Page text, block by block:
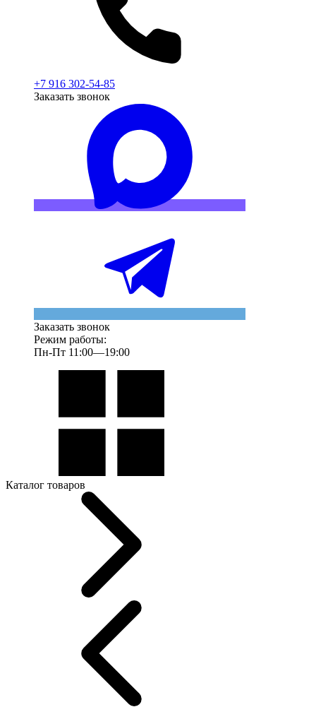
+7 916 302-54-85
Заказать звонок
Заказать звонок
Режим работы:
Пн-Пт 11:00—19:00
Каталог товаров